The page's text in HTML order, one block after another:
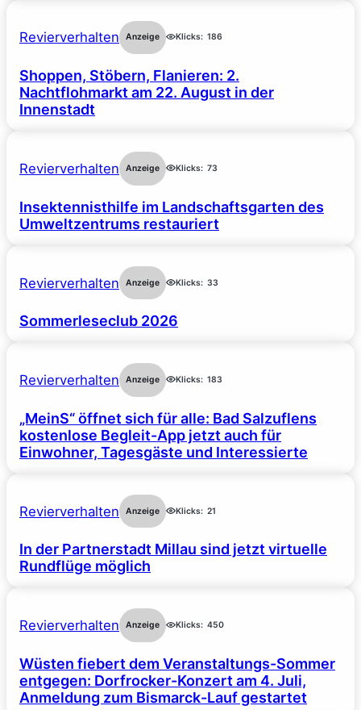
Revierverhalten Anzeige Klicks: 186
Shoppen, Stöbern, Flanieren: 2.
Nachtflohmarkt am 22. August in der
Innenstadt
Revierverhalten Anzeige Klicks: 73
Insektennisthilfe im Landschaftsgarten des
Umweltzentrums restauriert
Revierverhalten Anzeige Klicks: 33
Sommerleseclub 2026
Revierverhalten Anzeige Klicks: 183
„MeinS“ öffnet sich für alle: Bad Salzuflens
kostenlose Begleit-App jetzt auch für
Einwohner, Tagesgäste und Interessierte
Revierverhalten Anzeige Klicks: 21
In der Partnerstadt Millau sind jetzt virtuelle
Rundflüge möglich
Revierverhalten Anzeige Klicks: 450
Wüsten fiebert dem Veranstaltungs-Sommer
entgegen: Dorfrocker-Konzert am 4. Juli,
Anmeldung zum Bismarck-Lauf gestartet